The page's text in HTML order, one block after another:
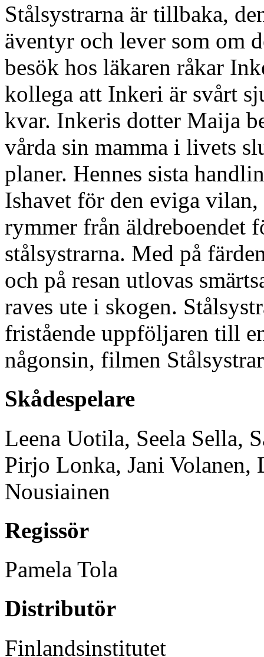
Stålsystrarna är tillbaka,
äventyr och lever som om
besök hos läkaren råkar
kollega att Inkeri är svårt
kvar. Inkeris dotter Maija
vårda sin mamma i livets
planer. Hennes sista
Ishavet för den eviga
rymmer från äldreboendet
stålsystrarna. Med på
och på resan utlovas
raves ute i skogen.
fristående uppföljaren till
någonsin, filmen
Skådespelare
Leena Uotila, Seela Sella,
Pirjo Lonka, Jani Volanen,
Nousiainen
Regissör
Pamela Tola
Distributör
Finlandsinstitutet